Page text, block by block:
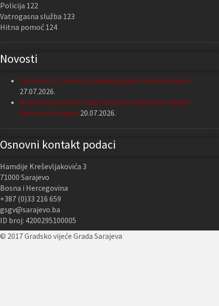
Policija 122
Vatrogasna služba 123
Hitna pomoć 124
Novosti
Održana 13. sjednica Gradskog vijeća Grada Sarajeva
27.07.2026.
Nastavak podrške Grada Sarajeva Udruženju slijepih
Kantona Sarajevo 20.07.2026.
Osnovni kontakt podaci
Hamdije Kreševljakovića 3
71000 Sarajevo
Bosna i Hercegovina
+387 (0)33 216 659
gsgv@sarajevo.ba
ID broj: 4200295100005
© 2017 Gradsko vijeće Grada Sarajeva